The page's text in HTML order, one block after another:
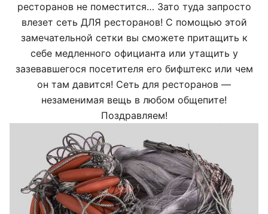
ресторанов не поместится… Зато туда запросто
влезет сеть ДЛЯ ресторанов! С помощью этой
замечательной сетки вы сможете притащить к
себе медленного официанта или утащить у
зазевавшегося посетителя его бифштекс или чем
он там давится! Сеть для ресторанов —
незаменимая вещь в любом общепите!
Поздравляем!